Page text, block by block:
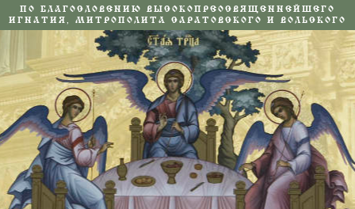
ПО БЛАГОСЛОВЕНИЮ ВЫСОКОПРЕОСВЯЩЕННЕЙШЕГО
ИГНАТИЯ, МИТРОПОЛИТА САРАТОВСКОГО И ВОЛЬСКОГО